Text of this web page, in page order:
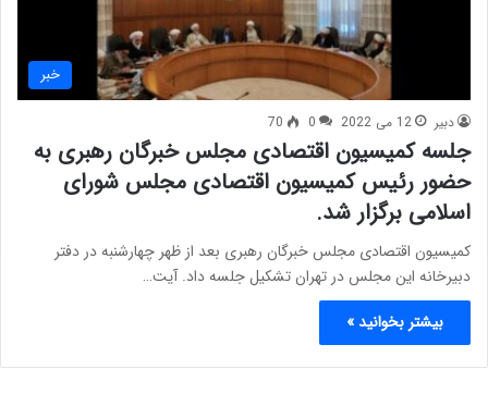
خبر
دبیر 12 می 2022 0
70
جلسه کمیسیون اقتصادی مجلس خبرگان رهبری به
حضور رئیس کمیسیون اقتصادی مجلس شورای
اسلامی برگزار شد.
کمیسیون اقتصادی مجلس خبرگان رهبری بعد از ظهر چهارشنبه در دفتر
دبیرخانه این مجلس در تهران تشکیل جلسه داد. آیت…
بیشتر بخوانید »